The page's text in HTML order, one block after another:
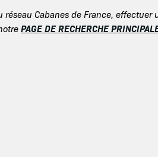
Cabanes de France,
PAGE DE RECHERCHE